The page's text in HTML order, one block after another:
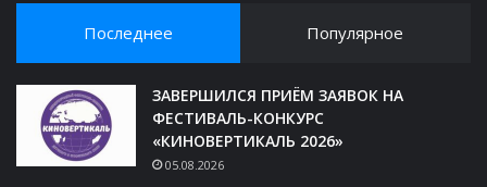
Последнее Популярное
ЗАВЕРШИЛСЯ ПРИЁМ ЗАЯВОК НА
ФЕСТИВАЛЬ-КОНКУРС
«КИНОВЕРТИКАЛЬ 2026»
05.08.2026